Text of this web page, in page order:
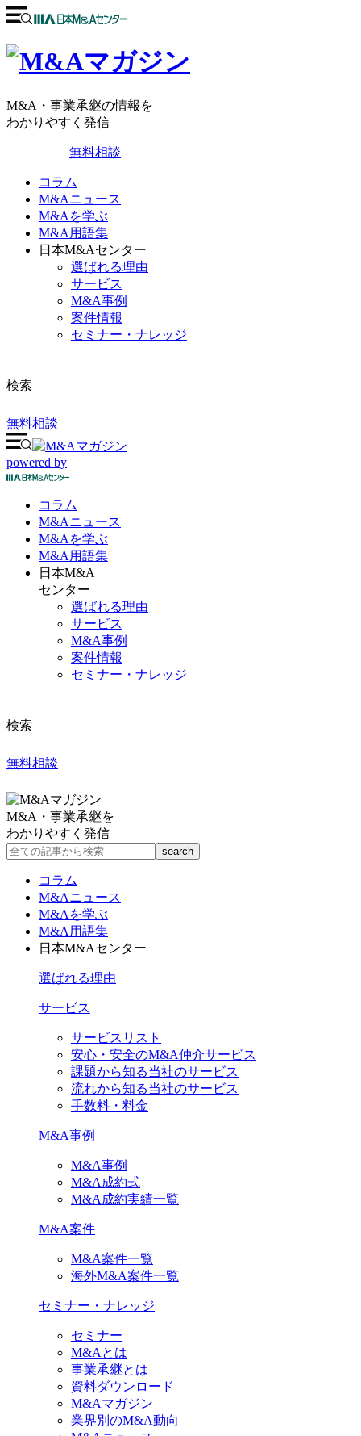
M&A・事業承継の情報を
わかりやすく発信
無料相談
コラム
M&Aニュース
M&Aを学ぶ
M&A用語集
日本M&Aセンター
選ばれる理由
サービス
M&A事例
案件情報
セミナー・ナレッジ
検索
無料相談
powered by
コラム
M&Aニュース
M&Aを学ぶ
M&A 用語集
日本M&A
センター
選ばれる理由
サービス
M&A事例
案件情報
セミナー・ナレッジ
検索
無料相談
M&A・事業承継を
わかりやすく発信
コラム
M&Aニュース
M&Aを学ぶ
M&A用語集
日本M&Aセンター
選ばれる理由
サービス
サービスリスト
安心・安全のM&A仲介サービス
課題から知る当社のサービス
流れから知る当社のサービス
手数料・料金
M&A事例
M&A事例
M&A成約式
M&A成約実績一覧
M&A案件
M&A案件一覧
海外M&A案件一覧
セミナー・ナレッジ
セミナー
M&Aとは
事業承継とは
資料ダウンロード
M&Aマガジン
業界別のM&A動向